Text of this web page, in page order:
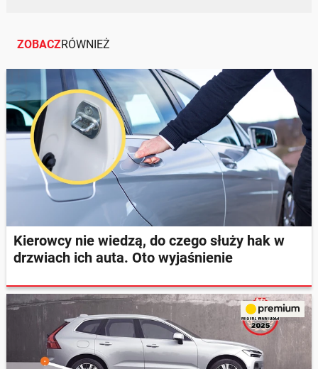
ZOBACZRÓWNIEŻ
Kierowcy nie wiedzą, do czego służy hak w
drzwiach ich auta. Oto wyjaśnienie